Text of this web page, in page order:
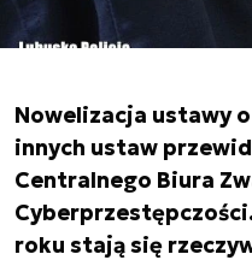
Nowelizacja ustawy
innych ustaw
Centralnego Biura
roku stają się